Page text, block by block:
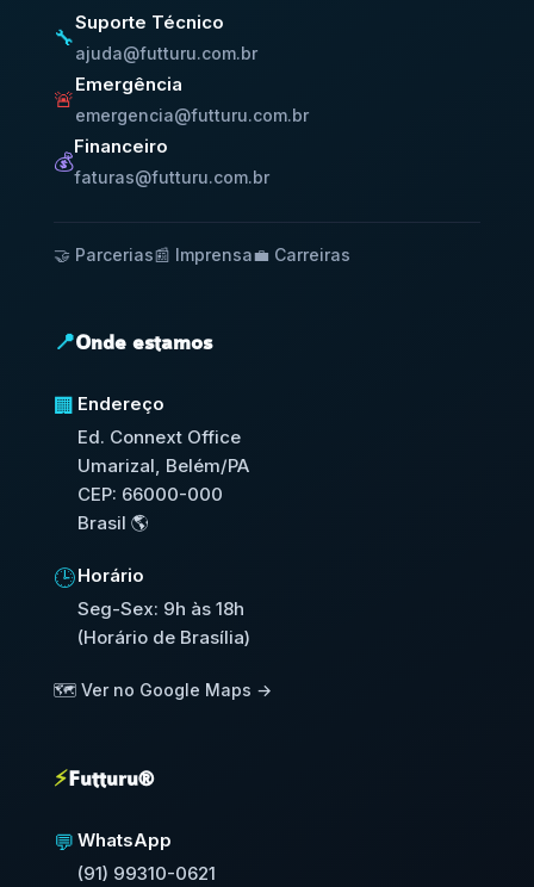
🔧
Suporte Técnico
ajuda@futturu.com.br
🚨
Emergência
emergencia@futturu.com.br
💰
Financeiro
faturas@futturu.com.br
🤝 Parcerias📰 Imprensa💼 Carreiras
📍Onde estamos
🏢 Endereço
Ed. Connext Office
Umarizal, Belém/PA
CEP: 66000-000
Brasil 🌎
🕒Horário
Seg-Sex: 9h às 18h
(Horário de Brasília)
🗺️ Ver no Google Maps →
⚡Futturu®
💬 WhatsApp
(91) 99310-0621